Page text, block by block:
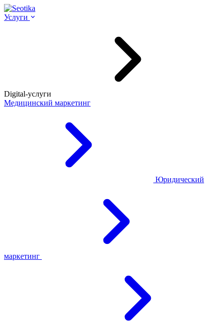
Услуги
Digital-услуги
Медицинский маркетинг
Юридический
маркетинг